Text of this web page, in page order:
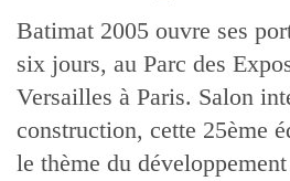
Batimat 2005 ouvre ses
six jours, au Parc des
Versailles à Paris. Salon
construction, cette 25ème
le thème du